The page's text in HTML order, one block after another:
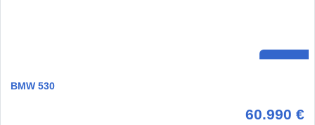
BMW 530
60.990 €